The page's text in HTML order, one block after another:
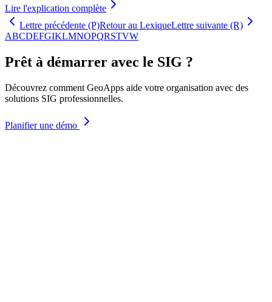
Lire l'explication complète
Lettre précédente (P)Retour au LexiqueLettre suivante (R)
ABCDEFGIKLMNOPQRSTVW
Prêt à démarrer avec le SIG ?
Découvrez comment GeoApps aide votre organisation avec des
solutions SIG professionnelles.
Planifier une démo